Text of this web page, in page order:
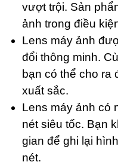
vượt trội. Sản
ảnh trong điều
Lens máy ảnh
đổi thông minh.
bạn có thể cho ra
xuất sắc.
Lens máy ảnh có
nét siêu tốc. Bạn
gian để ghi lại
nét.